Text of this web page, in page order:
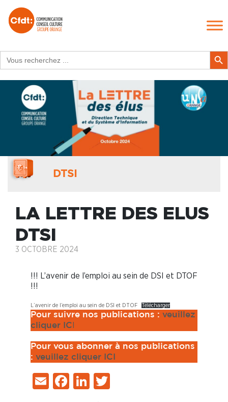
for:
Search
DTSI
LA LETTRE DES ELUS
DTSI
3 OCTOBRE 2024
!!! L’avenir de l’emploi au sein de DSI et DTOF
!!!
L’avenir de l’emploi au sein de DSI et DTOF Télécharger
Pour suivre nos publications : veuillez
cliquer IC
Pour vous abonner à nos publications
: veuillez cliquer ICI
EmailFacebook
LinkedIn